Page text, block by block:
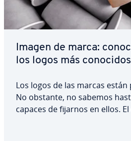
Imagen de marca:
los logos más conocidos
Los logos de las marcas
No obstante, no sabemos
capaces de fijarnos en ellos.